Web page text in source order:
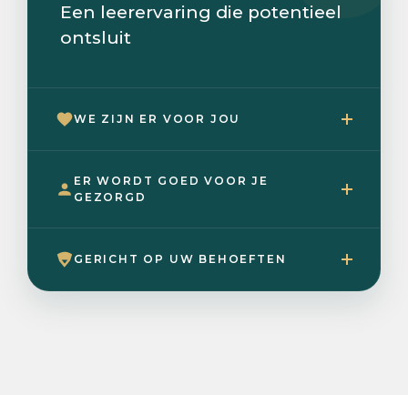
Een leerervaring die potentieel
ontsluit
WE ZIJN ER VOOR JOU
ER WORDT GOED VOOR JE
GEZORGD
GERICHT OP UW BEHOEFTEN